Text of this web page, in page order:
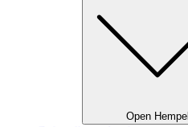
Open Hempel